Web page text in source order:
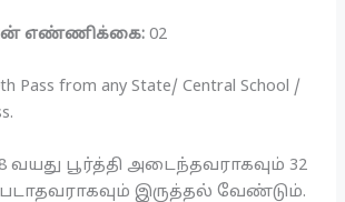
எண்ணிக்கை: 02
Pass from any State/ Central School /
வயது பூர்த்தி அடைந்தவராகவும் 32
இருத்தல் வேண்டும்.